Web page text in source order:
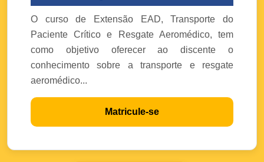
O curso de Extensão EAD, Transporte do
Paciente Crítico e Resgate Aeromédico, tem
como objetivo oferecer ao discente o
conhecimento sobre a transporte e resgate
aeromédico...
Matricule-se